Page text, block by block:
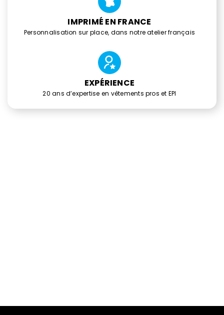
IMPRIMÉ EN FRANCE
Personnalisation sur place, dans notre atelier français
EXPÉRIENCE
20 ans d’expertise en vêtements pros et EPI